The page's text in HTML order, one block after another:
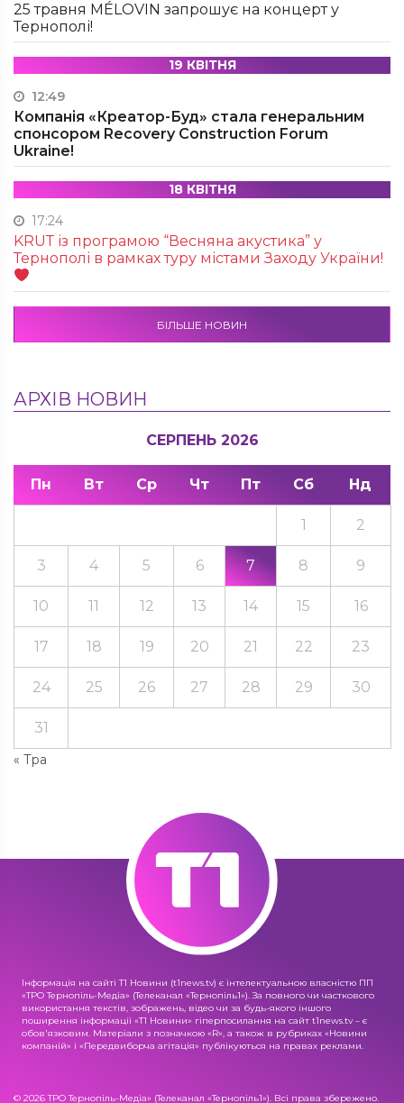
25 травня MÉLOVIN запрошує на концерт у
Тернополі!
19 КВІТНЯ
12:49
Компанія «Креатор-Буд» стала генеральним
спонсором Recovery Construction Forum
Ukraine!
18 КВІТНЯ
17:24
KRUТ із програмою “Весняна акустика” у
Тернополі в рамках туру містами Заходу України!
БІЛЬШЕ НОВИН
АРХІВ НОВИН
СЕРПЕНЬ 2026
Пн Вт Ср Чт Пт Сб Нд
« Тра
1 2
3 4 5 6 7 8 9
10 11 12 13 14 15 16
17 18 19 20 21 22 23
24 25 26 27 28 29 30
31
Інформація на сайті Т1 Новини (t1news.tv) є інтелектуальною власністю ПП
«ТРО Тернопіль-Медіа» (Телеканал «Тернопіль1»). За повного чи часткового
використання текстів, зображень, відео чи за будь-якого іншого
поширення інформації «Т1 Новини» гіперпосилання на сайт t1news.tv – є
обов'язковим. Матеріали з позначкою «R», а також в рубриках «Новини
компаній» і «Передвиборча агітація» публікуються на правах реклами.
© 2026 ТРО Тернопіль-Медіа» (Телеканал «Тернопіль1»). Всі права збережено.